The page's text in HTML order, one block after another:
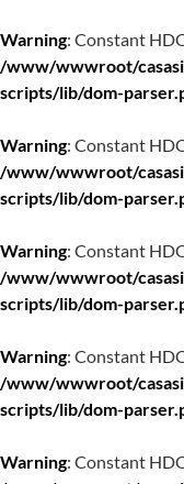
Warning: Constant
/www/wwwroot/
scripts/lib/dom-
Warning: Constant
/www/wwwroot/
scripts/lib/dom-
Warning: Constant
/www/wwwroot/
scripts/lib/dom-
Warning: Constant
/www/wwwroot/
scripts/lib/dom-
Warning: Constant